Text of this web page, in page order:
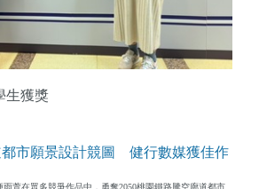
生獲獎
都市願景設計競圖 健行數媒獲佳作
萱在眾多競爭作品中，勇奪2050桃園鐵路騰空廊道都市